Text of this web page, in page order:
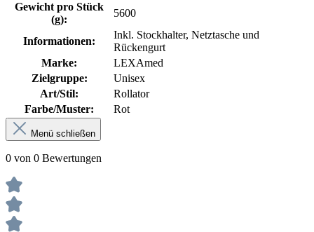
Gewicht pro Stück
(g):
5600
Informationen:
Inkl. Stockhalter, Netztasche und
Rückengurt
Marke:
LEXAmed
Zielgruppe:
Unisex
Art/Stil:
Rollator
Farbe/Muster:
Rot
Menü schließen
0 von 0 Bewertungen